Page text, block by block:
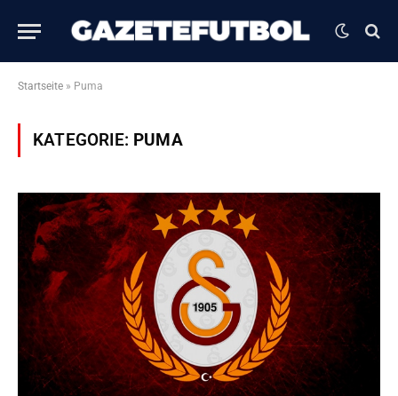
Startseite » Puma
KATEGORIE: PUMA